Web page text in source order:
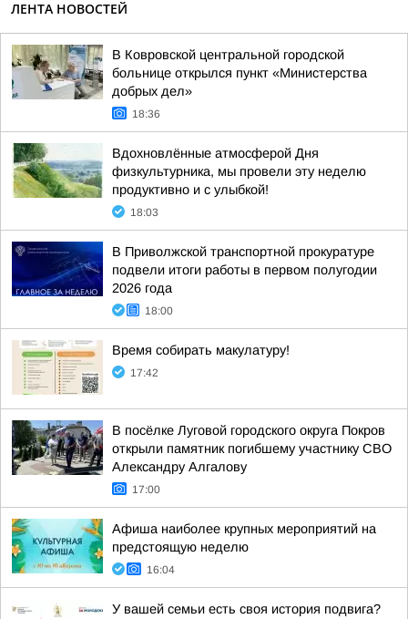
ЛЕНТА НОВОСТЕЙ
В Ковровской центральной городской
больнице открылся пункт «Министерства
добрых дел»
18:36
Вдохновлённые атмосферой Дня
физкультурника, мы провели эту неделю
продуктивно и с улыбкой!
18:03
В Приволжской транспортной прокуратуре
подвели итоги работы в первом полугодии
2026 года
18:00
Время собирать макулатуру!
17:42
В посёлке Луговой городского округа Покров
открыли памятник погибшему участнику СВО
Александру Алгалову
17:00
Афиша наиболее крупных мероприятий на
предстоящую неделю
16:04
У вашей семьи есть своя история подвига?